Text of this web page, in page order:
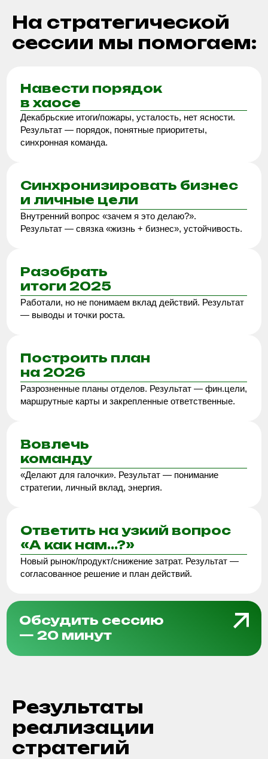
в хаосе
Декабрьские итоги/пожары, усталость, нет ясности.
Результат — порядок, понятные приоритеты,
Синхронизировать бизнес
и личные цели
Внутренний вопрос «зачем я это делаю?».
Результат — связка «жизнь + бизнес», устойчивость.
итоги 2025
Работали, но не понимаем вклад действий. Результат
— выводы и точки роста.
Разрозненные планы отделов. Результат — фин.цели,
маршрутные карты и закрепленные ответственные.
Вовлечь
стратегии, личный вклад, энергия.
Ответить на узкий вопрос
«А как нам…?»
Обсудить сессию
— 20 минут
Результаты
реализации
стратегий
наших
клиентов после
сессий:
приоритеты в продажах, маркетинге и развитии
Клиенты из 6 ниш